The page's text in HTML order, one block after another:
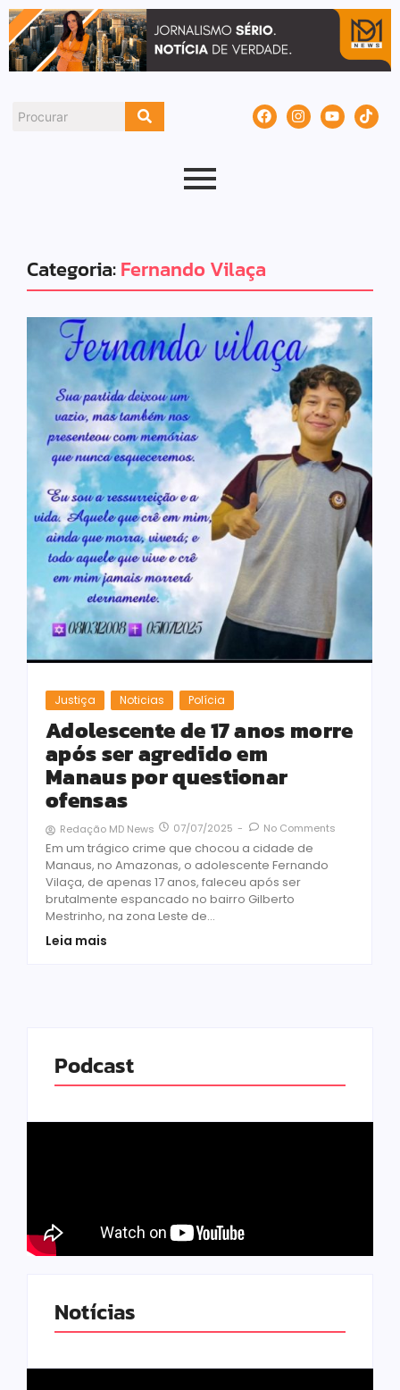
Categoria:Fernando Vilaça
Justiça Noticias Polícia
Adolescente de 17 anos morre
após ser agredido em
Manaus por questionar
ofensas
Redação MD News 07/07/2025 - No Comments
Em um trágico crime que chocou a cidade de
Manaus, no Amazonas, o adolescente Fernando
Vilaça, de apenas 17 anos, faleceu após ser
brutalmente espancado no bairro Gilberto
Mestrinho, na zona Leste de...
Leia mais
Podcast
Notícias